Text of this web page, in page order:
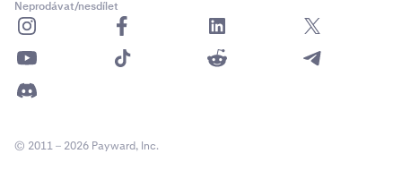
Neprodávat/nesdílet
© 2011 – 2026 Payward, Inc.